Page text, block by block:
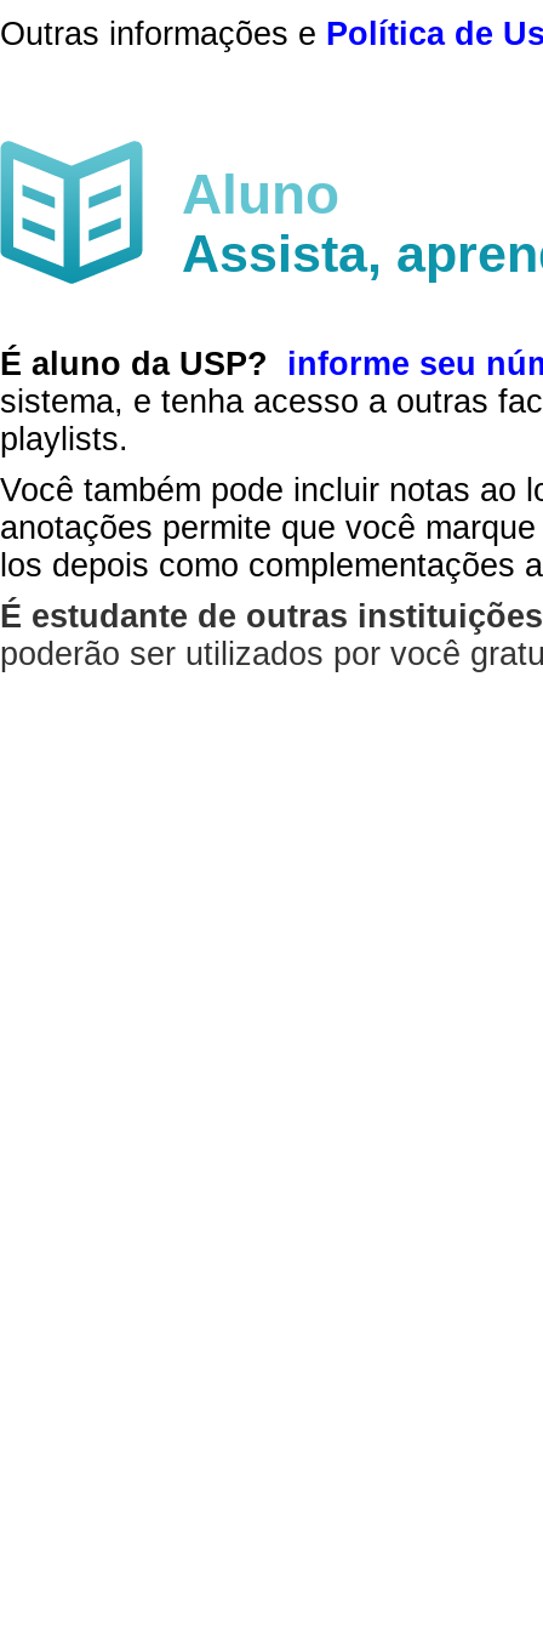
Outras informações e Política de
Aluno
Assista,
É aluno da USP?
informe seu
sistema, e tenha acesso a outras
playlists.
Você também pode incluir notas ao
anotações permite que você
los depois como complementações
É estudante de outras
poderão ser utilizados por você